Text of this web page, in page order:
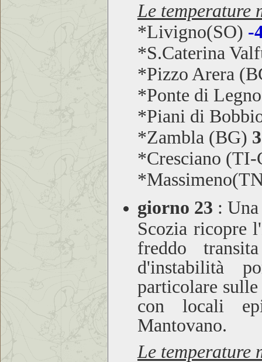
Le temperature
*Livigno(SO) -
*S.Caterina
*Pizzo Arera
*Ponte di
*Piani di
*Zambla (BG)
*Cresciano
giorno 23 :
Scozia ricopre
freddo
d'instabilità
particolare
con locali
Mantovano.
Le temperature